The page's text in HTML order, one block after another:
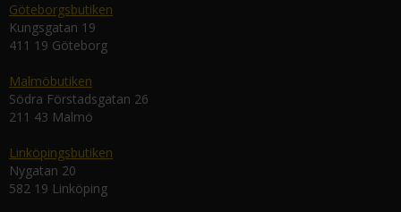
Göteborgsbutiken
Kungsgatan 19
411 19 Göteborg
Malmöbutiken
Södra Förstadsgatan 26
211 43 Malmö
Linköpingsbutiken
Nygatan 20
582 19 Linköping